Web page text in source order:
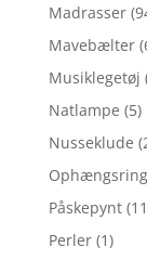
Madrasser
Mavebælter
Musiklegetøj
Natlampe (5)
Nusseklude
Påskepynt
Perler (1)